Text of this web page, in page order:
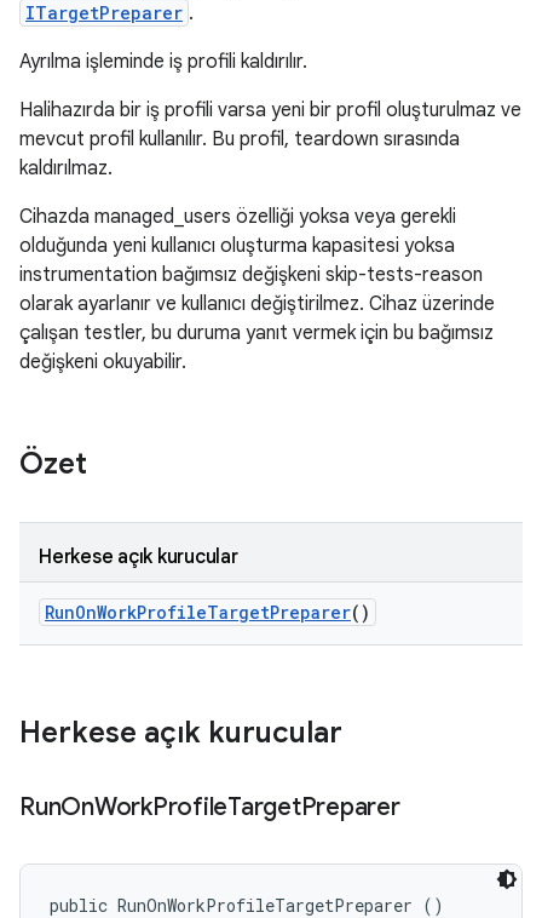
ITargetPreparer .
Ayrılma işleminde iş profili kaldırılır.
Halihazırda bir iş profili varsa yeni bir profil oluşturulmaz ve
mevcut profil kullanılır. Bu profil, teardown sırasında
kaldırılmaz.
Cihazda managed_users özelliği yoksa veya gerekli
olduğunda yeni kullanıcı oluşturma kapasitesi yoksa
instrumentation bağımsız değişkeni skip-tests-reason
olarak ayarlanır ve kullanıcı değiştirilmez. Cihaz üzerinde
çalışan testler, bu duruma yanıt vermek için bu bağımsız
değişkeni okuyabilir.
Özet
Herkese açık kurucular
RunOnWorkProfileTargetPreparer()
Herkese açık kurucular
RunOnWorkProfileTargetPreparer
public RunOnWorkProfileTargetPreparer ()